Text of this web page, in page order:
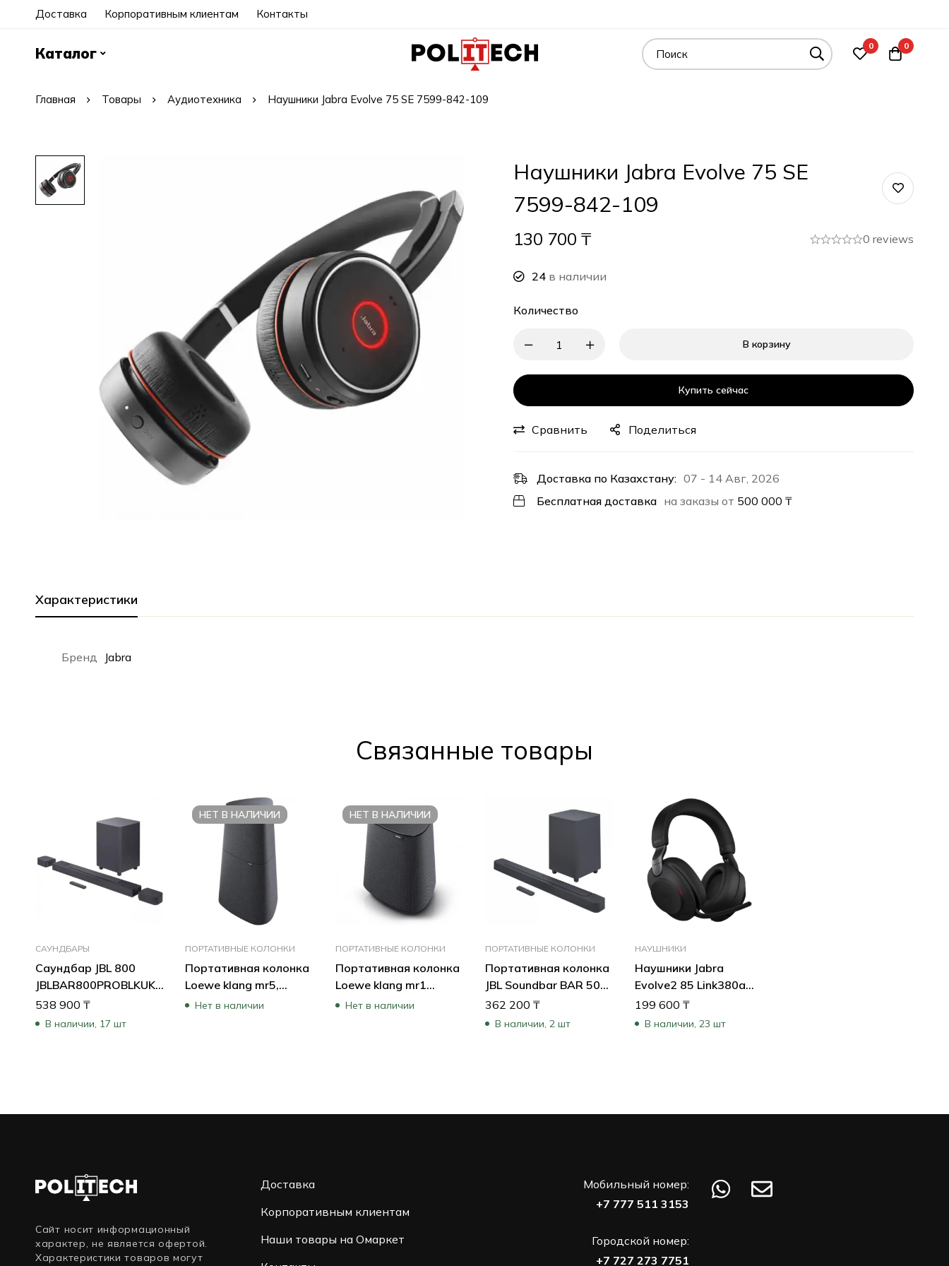
Доставка Корпоративным клиентам Контакты
Каталог 0 0
Главная Товары Аудиотехника Наушники Jabra Evolve 75 SE 7599-842-109
Наушники Jabra Evolve 75 SE
7599-842-109
130 700 ₸ 0 reviews
24 в наличии
Количество
В корзину
Купить сейчас
Сравнить Поделиться
Доставка по Казахстану: 07 - 14 Авг, 2026
Бесплатная доставка на заказы от 500 000 ₸
Характеристики
Бренд Jabra
Cвязанные товары
САУНДБАРЫ
Саундбар JBL 800
JBLBAR800PROBLKUK
(Черный)
538 900 ₸
В наличии, 17 шт
НЕТ В НАЛИЧИИ
ПОРТАТИВНЫЕ КОЛОНКИ
Портативная колонка
Loewe klang mr5,
Basalt-Grey 60606D10
Нет в наличии
НЕТ В НАЛИЧИИ
ПОРТАТИВНЫЕ КОЛОНКИ
Портативная колонка
Loewe klang mr1
Basalt-Grey 60604D10
Нет в наличии
ПОРТАТИВНЫЕ КОЛОНКИ
Портативная колонка
JBL Soundbar BAR 500
PRO
JBLBAR500PROBLKUK
362 200 ₸
В наличии, 2 шт
НАУШНИКИ
Наушники Jabra
Evolve2 85 Link380a
MS Stereo Black
28599-999-999
199 600₸
В наличии, 23 шт
Сайт носит информационный
характер, не является офертой.
Характеристики товаров могут
Доставка
Корпоративным клиентам
Наши товары на Омаркет
Мобильный номер:
+7 777 511 3153
Городской номер:
+7 727 273 7751